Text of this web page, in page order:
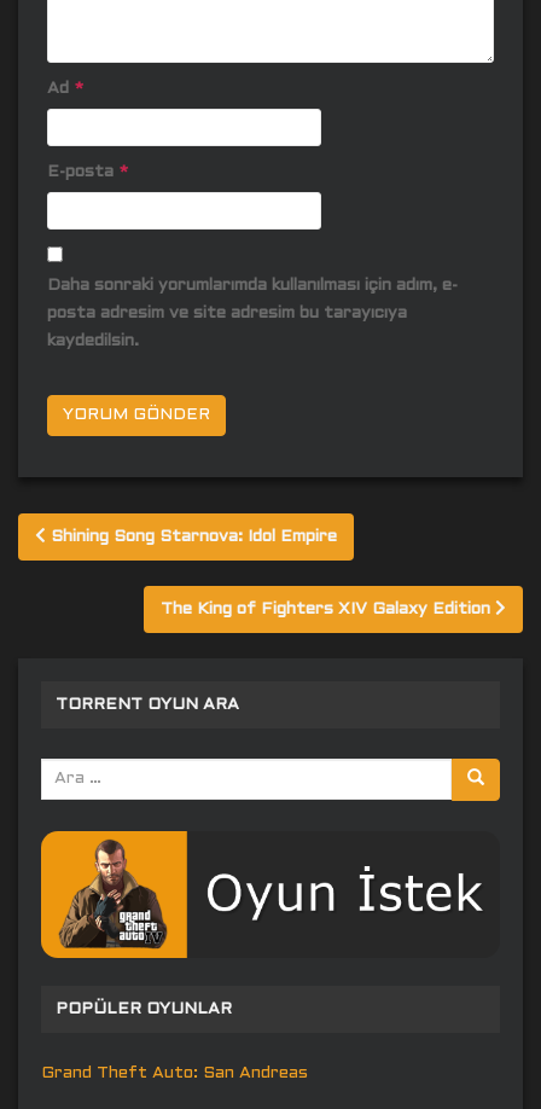
Ad *
E-posta *
Daha sonraki yorumlarımda kullanılması için adım, e-
posta adresim ve site adresim bu tarayıcıya
kaydedilsin.
Yazı
gezinmesi
Shining Song Starnova: Idol Empire
The King of Fighters XIV Galaxy Edition
TORRENT OYUN ARA
Arama
yap:
POPÜLER OYUNLAR
Grand Theft Auto: San Andreas